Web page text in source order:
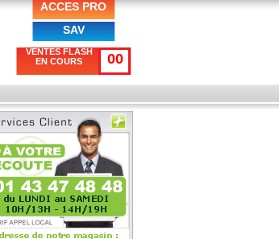
ACCES PRO
SAV
VENTES FLASH
EN COURS
00